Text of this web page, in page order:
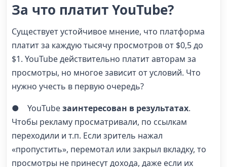
За что платит YouTube?
Существует устойчивое мнение, что платформа
платит за каждую тысячу просмотров от $0,5 до
$1. YouTube действительно платит авторам за
просмотры, но многое зависит от условий. Что
нужно учесть в первую очередь?
● YouTubeзаинтересован в результатах.
Чтобы рекламу просматривали, по ссылкам
переходили и т.п. Если зритель нажал
«пропустить», перемотал или закрыл вкладку, то
просмотры не принесут дохода, даже если их